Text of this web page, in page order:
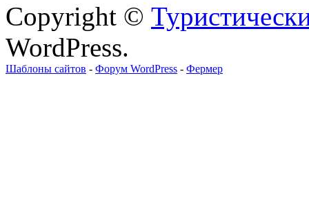
Copyright ©
WordPress.
Шаблоны сайтов - Форум WordPress - Фермер